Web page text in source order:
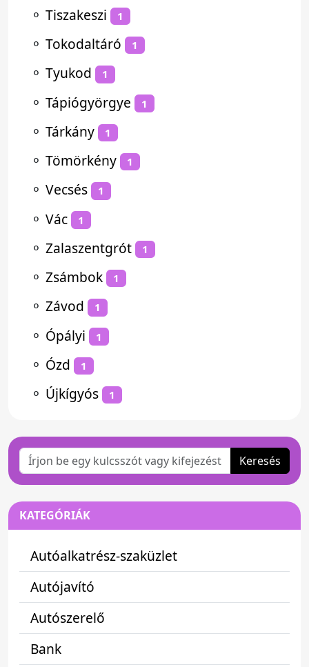
⚬ Tiszakeszi 1
⚬ Tokodaltáró 1
⚬ Tyukod 1
⚬ Tápiógyörgye 1
⚬ Tárkány 1
⚬ Tömörkény 1
⚬ Vecsés 1
⚬ Vác 1
⚬ Zalaszentgrót 1
⚬ Zsámbok 1
⚬ Závod 1
⚬ Ópályi 1
⚬ Ózd 1
⚬ Újkígyós 1
Keresés
KATEGÓRIÁK
Autóalkatrész-szaküzlet
Autójavító
Autószerelő
Bank